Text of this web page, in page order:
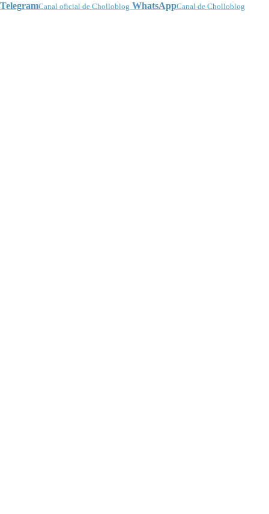
TelegramCanal oficial de Cholloblog WhatsAppCanal de Cholloblog